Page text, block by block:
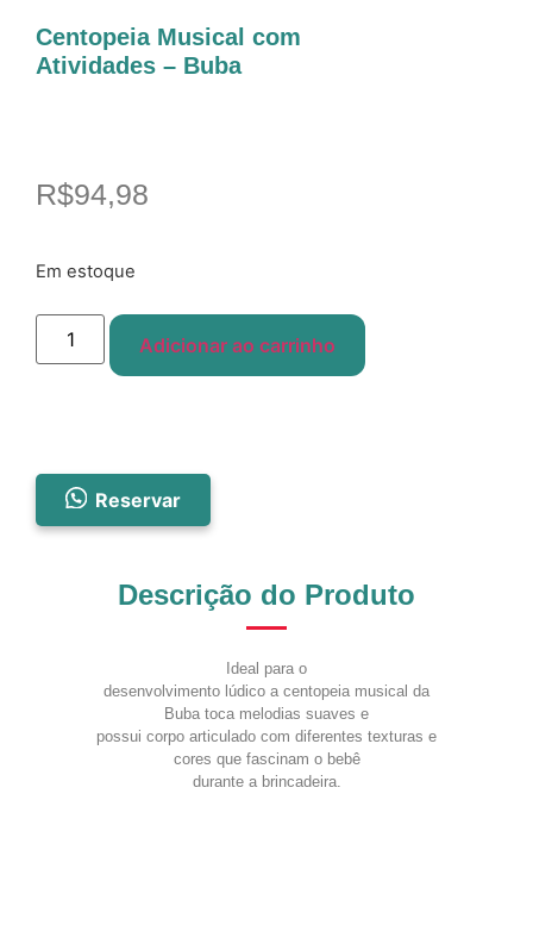
Centopeia Musical com
Atividades – Buba
R$94,98
Em estoque
Adicionar ao carrinho
Reservar
Descrição do Produto
Ideal para o
desenvolvimento lúdico a centopeia musical da
Buba toca melodias suaves e
possui corpo articulado com diferentes texturas e
cores que fascinam o bebê
durante a brincadeira.